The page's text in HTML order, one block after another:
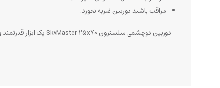
مراقب باشید دوربین ضربه نخورد.
دوربین دوچشمی سلسترون SkyMaster 25x70 یک ابزار قدرتمند و کاربردی برای علاقه‌مندان به رصد آسمان و مشاهده اجسام دوردست است.